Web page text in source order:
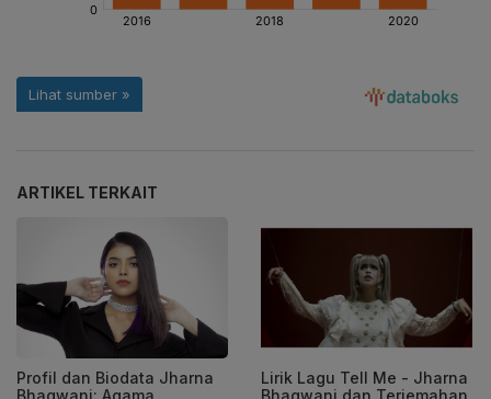
ARTIKEL TERKAIT
Profil dan Biodata Jharna
Bhagwani: Agama,
Lirik Lagu Tell Me - Jharna
Bhagwani dan Terjemahan,